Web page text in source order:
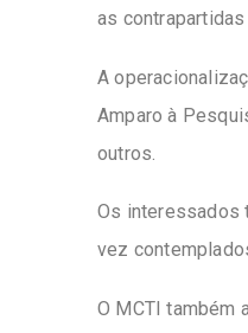
as
A
Amparo à
outros.
Os interessados
vez
O MCTI também